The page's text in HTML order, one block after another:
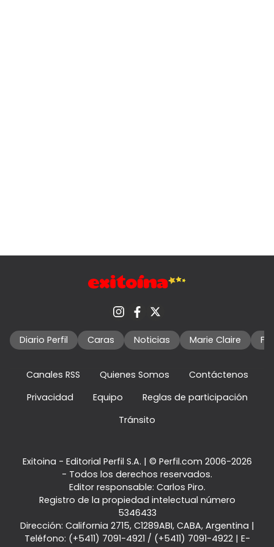
Diario Perfil Caras Noticias Marie Claire
Canales RSS Quienes Somos
Contáctenos
Privacidad
Equipo
Reglas de participación
Tránsito
Exitoina - Editorial Perfil S.A. | © Perfil.com 2006-2026
- Todos los derechos reservados.
Editor responsable: Carlos Piro.
Registro de la propiedad intelectual número
5346433
Dirección: California 2715, C1289ABI, CABA, Argentina |
Teléfono: (+5411) 7091-4921 / (+5411) 7091-4922| E-